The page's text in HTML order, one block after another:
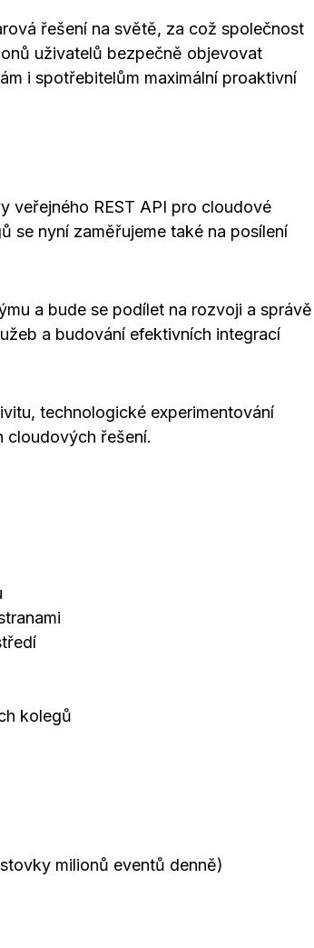
řešení na světě, za což společnost
uživatelů bezpečně objevovat
i spotřebitelům maximální proaktivní
veřejného REST API pro cloudové
se nyní zaměřujeme také na posílení
a bude se podílet na rozvoji a správě
a budování efektivních integrací
technologické experimentování
cloudových řešení.
kolegů
milionů eventů denně)